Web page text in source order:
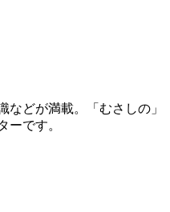
などが満載。「むさしの」
ーです。